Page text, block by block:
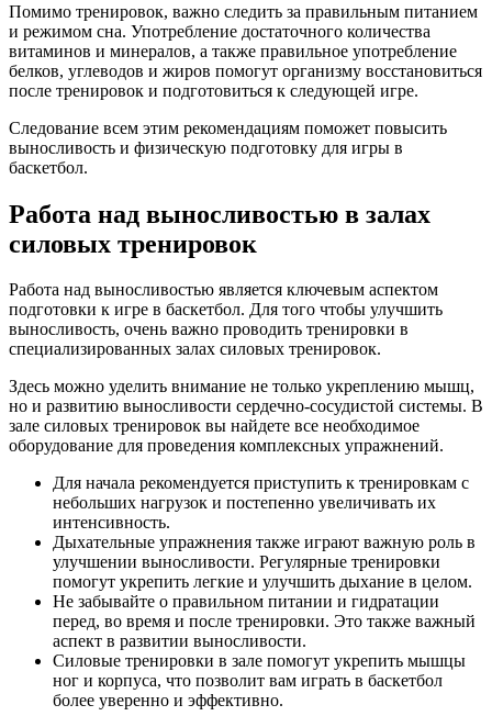
Помимо тренировок, важно следить за правильным питанием
и режимом сна. Употребление достаточного количества
витаминов и минералов, а также правильное употребление
белков, углеводов и жиров помогут организму восстановиться
после тренировок и подготовиться к следующей игре.
Следование всем этим рекомендациям поможет повысить
выносливость и физическую подготовку для игры в
баскетбол.
Работа над выносливостью в залах
силовых тренировок
Работа над выносливостью является ключевым аспектом
подготовки к игре в баскетбол. Для того чтобы улучшить
выносливость, очень важно проводить тренировки в
специализированных залах силовых тренировок.
Здесь можно уделить внимание не только укреплению мышц,
но и развитию выносливости сердечно-сосудистой системы. В
зале силовых тренировок вы найдете все необходимое
оборудование для проведения комплексных упражнений.
Для начала рекомендуется приступить к тренировкам с
небольших нагрузок и постепенно увеличивать их
интенсивность.
Дыхательные упражнения также играют важную роль в
улучшении выносливости. Регулярные тренировки
помогут укрепить легкие и улучшить дыхание в целом.
Не забывайте о правильном питании и гидратации
перед, во время и после тренировки. Это также важный
аспект в развитии выносливости.
Силовые тренировки в зале помогут укрепить мышцы
ног и корпуса, что позволит вам играть в баскетбол
более уверенно и эффективно.